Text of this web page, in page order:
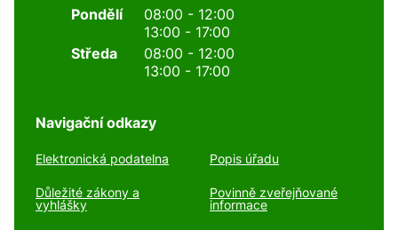
Pondělí
08:00 - 12:00
13:00 - 17:00
Středa
08:00 - 12:00
13:00 - 17:00
Navigační odkazy
Elektronická podatelna Popis úřadu
Důležité zákony a
vyhlášky
Povinně zveřejňované
informace